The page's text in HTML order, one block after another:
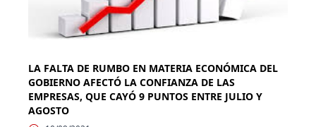
LA FALTA DE RUMBO EN MATERIA ECONÓMICA DEL
GOBIERNO AFECTÓ LA CONFIANZA DE LAS
EMPRESAS, QUE CAYÓ 9 PUNTOS ENTRE JULIO Y
AGOSTO